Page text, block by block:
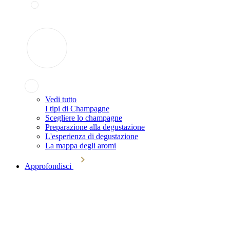
Vedi tutto
I tipi di Champagne
Scegliere lo champagne
Preparazione alla degustazione
L'esperienza di degustazione
La mappa degli aromi
Approfondisci